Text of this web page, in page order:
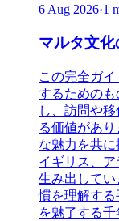
6 Aug 2026·1
マルタ文
この完全ガ
するための
し、訪問や
る価値があ
な魅力を共
イギリス、
生み出して
慣を理解す
を魅了する